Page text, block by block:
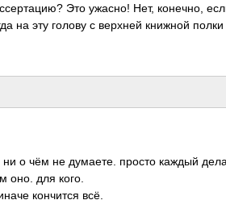
Это ужасно! Нет, коне­чно,
на эту голову с верхней книжной
о чём не думаете. просто каждый
оно. для кого.
кончится всё.